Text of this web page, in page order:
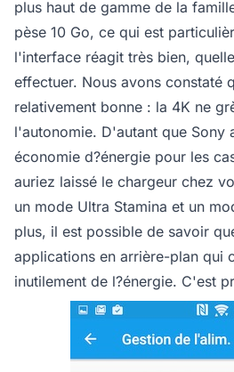
plus haut de gamme de la
pèse 10 Go, ce qui est
l'interface réagit très bien,
effectuer. Nous avons constaté
relativement bonne : la 4K ne
l'autonomie. D'autant que Sony
économie d?énergie pour les
auriez laissé le chargeur chez
un mode Ultra Stamina et un
plus, il est possible de savoir
applications en arrière-plan qui
inutilement de l?énergie. C'est